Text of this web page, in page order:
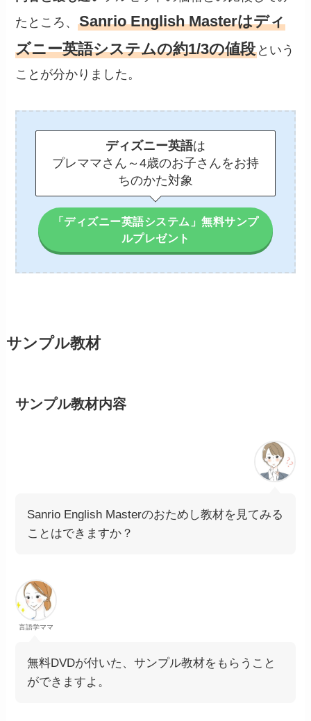
たところ、Sanrio English Masterはディ
ズニー英語システムの約1/3の値段 という
ことが分かりました。
ディズニー英語は
プレママさん～4歳のお子さんをお持
ちのかた対象
「ディズニー英語システム」無料サンプ
ルプレゼント
サンプル教材
サンプル教材内容
Sanrio English Masterのおためし教材を見てみる
ことはできますか？
言語学ママ
無料DVDが付いた、サンプル教材をもらうこと
ができますよ。